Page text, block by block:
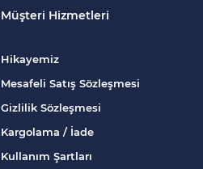
Müşteri Hizmetleri
Hikayemiz
Mesafeli Satış Sözleşmesi
Gizlilik Sözleşmesi
Kargolama / İade
Kullanım Şartları